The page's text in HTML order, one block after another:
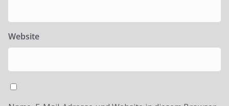
Website